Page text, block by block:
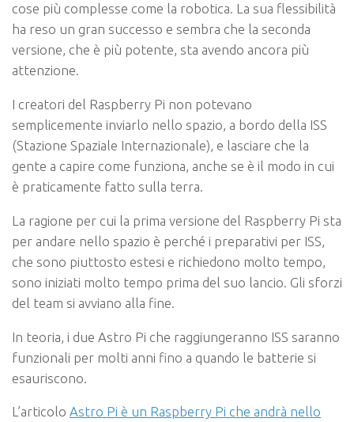
cose più complesse come la robotica. La sua flessibilità
ha reso un gran successo e sembra che la seconda
versione, che è più potente, sta avendo ancora più
attenzione.
I creatori del Raspberry Pi non potevano
semplicemente inviarlo nello spazio, a bordo della ISS
(Stazione Spaziale Internazionale), e lasciare che la
gente a capire come funziona, anche se è il modo in cui
è praticamente fatto sulla terra.
La ragione per cui la prima versione del Raspberry Pi sta
per andare nello spazio è perché i preparativi per ISS,
che sono piuttosto estesi e richiedono molto tempo,
sono iniziati molto tempo prima del suo lancio. Gli sforzi
del team si avviano alla fine.
In teoria, i due Astro Pi che raggiungeranno ISS saranno
funzionali per molti anni fino a quando le batterie si
esauriscono.
L’articolo Astro Pi è un Raspberry Pi che andrà nello